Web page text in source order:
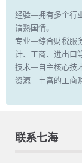
经验—拥有多个行
谙熟国情。
专业—综合财税服
计、工商、进出口
技术—自主核心技
资源—丰富的工商
联系七海